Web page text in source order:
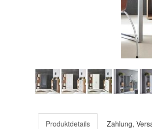
Produktdetails Zahlung,